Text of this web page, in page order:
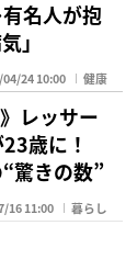
名人が抱
」
24 10:00 健康
レッサー
歳に！
驚きの数”
16 11:00 暮らし